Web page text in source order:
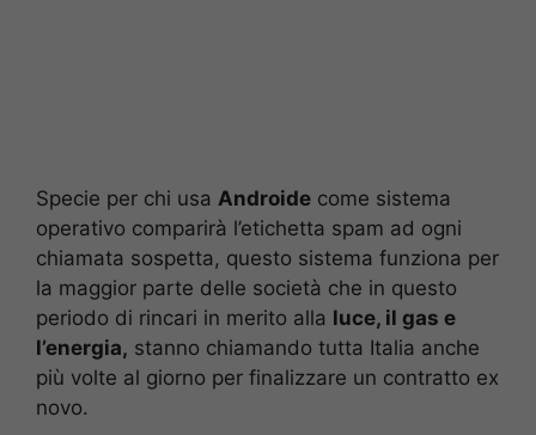
Specie per chi usa Androide come sistema
operativo comparirà l’etichetta spam ad ogni
chiamata sospetta, questo sistema funziona per
la maggior parte delle società che in questo
periodo di rincari in merito alla luce, il gas e
l’energia, stanno chiamando tutta Italia anche
più volte al giorno per finalizzare un contratto ex
novo.